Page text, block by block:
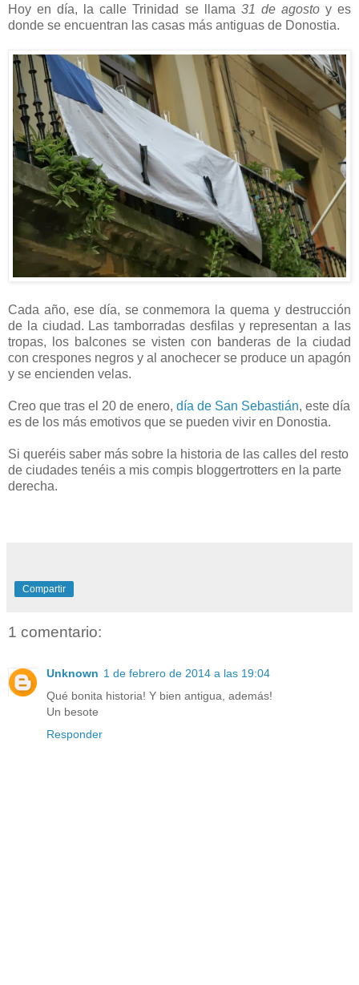
Hoy en día, la calle Trinidad se llama 31 de agostoy es
donde se encuentran las casas más antiguas de Donostia.
Cada año, ese día, se conmemora la quema y destrucción
de la ciudad. Las tamborradas desfilas y representan a las
tropas, los balcones se visten con banderas de la ciudad
con crespones negros y al anochecer se produce un apagón
y se encienden velas.
Creo que tras el 20 de enero, día de San Sebastián, este día
es de los más emotivos que se pueden vivir en Donostia.
Si queréis saber más sobre la historia de las calles del resto
de ciudades tenéis a mis compis bloggertrotters en la parte
derecha.
Compartir
1 comentario:
Unknown 1 de febrero de 2014 a las 19:04
Qué bonita historia! Y bien antigua, además!
Un besote
Responder